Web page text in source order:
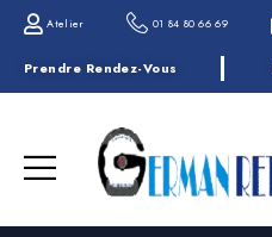
Atelier 01 84 80 66 69
Prendre Rendez-Vous